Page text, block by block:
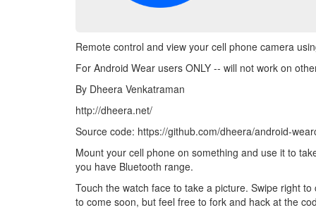
Remote control and view your cell phone camera
For Android Wear users ONLY -- will not work on
By Dheera Venkatraman
http://dheera.net/
Source code: https://github.com/dheera/android-
Mount your cell phone on something and use it to
you have Bluetooth range.
Touch the watch face to take a picture. Swipe right
to come soon, but feel free to fork and hack at the